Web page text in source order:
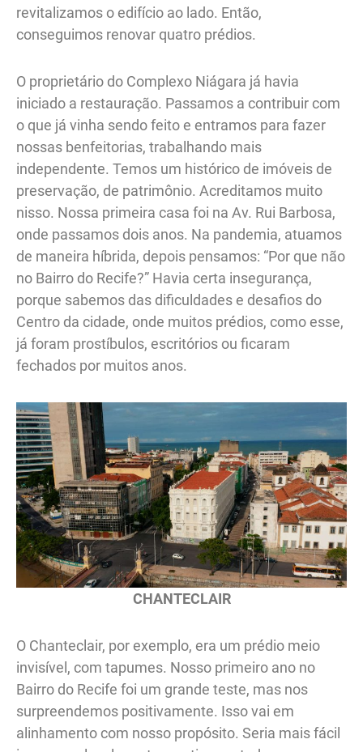
revitalizamos o edifício ao lado. Então,
conseguimos renovar quatro prédios.
O proprietário do Complexo Niágara já havia
iniciado a restauração. Passamos a contribuir com
o que já vinha sendo feito e entramos para fazer
nossas benfeitorias, trabalhando mais
independente. Temos um histórico de imóveis de
preservação, de patrimônio. Acreditamos muito
nisso. Nossa primeira casa foi na Av. Rui Barbosa,
onde passamos dois anos. Na pandemia, atuamos
de maneira híbrida, depois pensamos: “Por que não
no Bairro do Recife?” Havia certa insegurança,
porque sabemos das dificuldades e desafios do
Centro da cidade, onde muitos prédios, como esse,
já foram prostíbulos, escritórios ou ficaram
fechados por muitos anos.
CHANTECLAIR
O Chanteclair, por exemplo, era um prédio meio
invisível, com tapumes. Nosso primeiro ano no
Bairro do Recife foi um grande teste, mas nos
surpreendemos positivamente. Isso vai em
alinhamento com nosso propósito. Seria mais fácil